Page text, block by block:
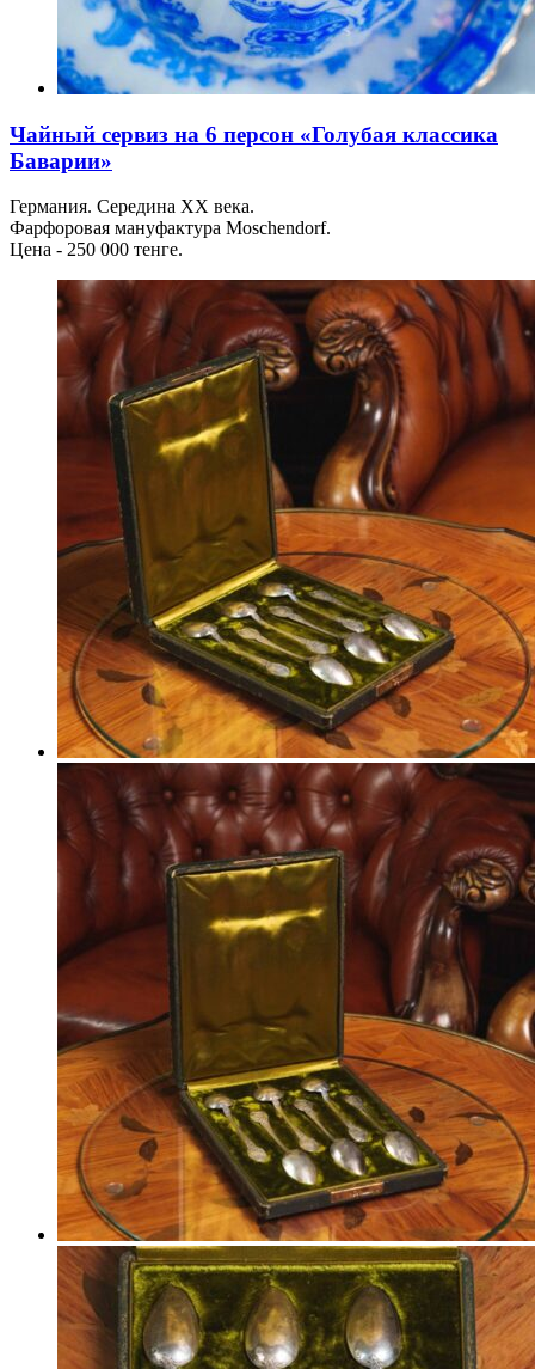
Чайный сервиз на 6 персон «Голубая классика
Баварии»
Германия. Середина ХХ века.
Фарфоровая мануфактура Moschendorf.
Цена - 250 000 тенге.